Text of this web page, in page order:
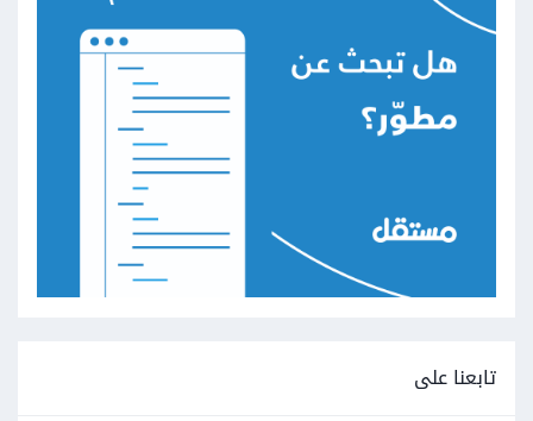
تابعنا على